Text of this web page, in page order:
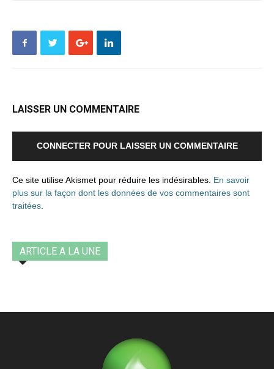
LAISSER UN COMMENTAIRE
CONNECTER POUR LAISSER UN COMMENTAIRE
Ce site utilise Akismet pour réduire les indésirables. En savoir
plus sur la façon dont les données de vos commentaires sont
traitées
ARTICLE A LA UNE